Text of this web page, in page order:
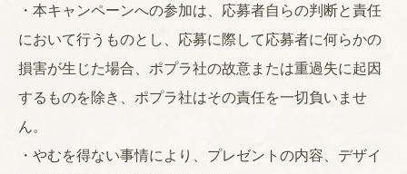
・本キャンペーンへの参加は、応募者自らの判断と責任
において行うものとし、応募に際して応募者に何らかの
損害が生じた場合、ポプラ社の故意または重過失に起因
するものを除き、ポプラ社はその責任を一切負いませ
ん。
・やむを得ない事情により、プレゼントの内容、デザイ